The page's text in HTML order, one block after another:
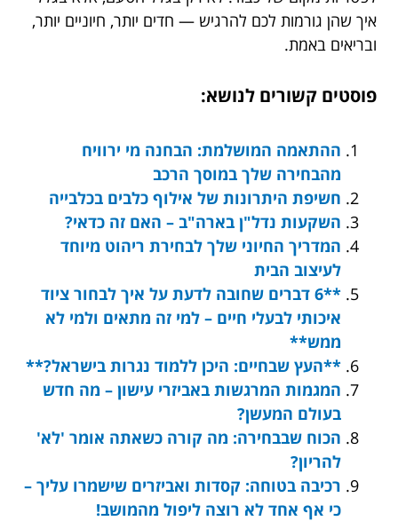
איך שהן גורמות לכם להרגיש — חדים יותר, חיוניים יותר,
ובריאים באמת.
פוסטים קשורים לנושא:
ההתאמה המושלמת: הבחנה מי ירוויח
מהבחירה שלך במוסך הרכב
חשיפת היתרונות של אילוף כלבים בכלבייה
השקעות נדל"ן בארה"ב – האם זה כדאי?
המדריך החיוני שלך לבחירת ריהוט מיוחד
לעיצוב הבית
**6 דברים שחובה לדעת על איך לבחור ציוד
איכותי לבעלי חיים – למי זה מתאים ולמי לא
ממש**
**העץ שבחיים: היכן ללמוד נגרות בישראל?**
המגמות המרגשות באביזרי עישון – מה חדש
בעולם המעשן?
הכוח שבבחירה: מה קורה כשאתה אומר 'לא'
להריון?
רכיבה בטוחה: קסדות ואביזרים שישמרו עליך –
כי אף אחד לא רוצה ליפול מהמושב!